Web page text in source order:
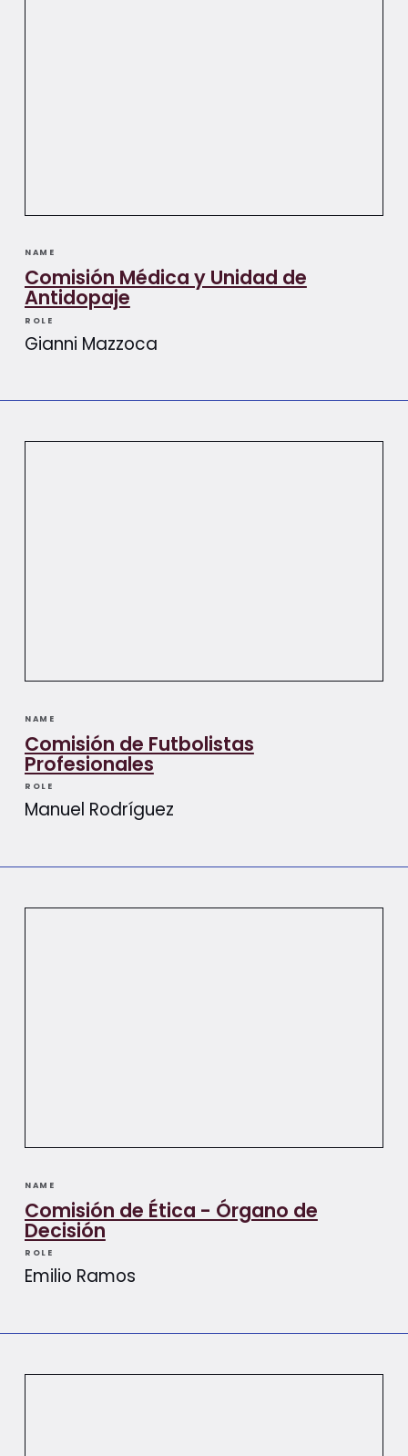
NAME
Comisión Médica y Unidad de
Antidopaje
ROLE
Gianni Mazzoca
NAME
Comisión de Futbolistas
Profesionales
ROLE
Manuel Rodríguez
NAME
Comisión de Ética - Órgano de
Decisión
ROLE
Emilio Ramos